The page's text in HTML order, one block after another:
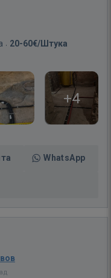
20-60€/Штука
+4
WhatsApp